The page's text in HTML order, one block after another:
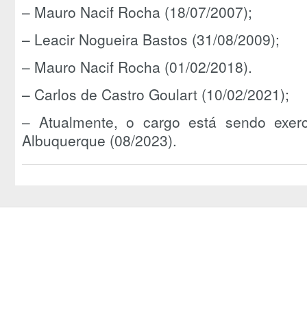
– Mauro Nacif Rocha (18/07/2007);
– Leacir Nogueira Bastos (31/08/2009);
– Mauro Nacif Rocha (01/02/2018).
– Carlos de Castro Goulart (10/02/2021);
– Atualmente, o cargo está sendo
Albuquerque (08/2023).